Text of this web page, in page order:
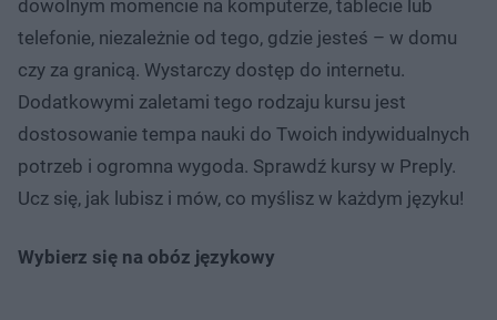
dowolnym momencie na komputerze, tablecie lub
telefonie, niezależnie od tego, gdzie jesteś – w domu
czy za granicą. Wystarczy dostęp do internetu.
Dodatkowymi zaletami tego rodzaju kursu jest
dostosowanie tempa nauki do Twoich indywidualnych
potrzeb i ogromna wygoda. Sprawdź kursy w Preply.
Ucz się, jak lubisz i mów, co myślisz w każdym języku!
Wybierz się na obóz językowy